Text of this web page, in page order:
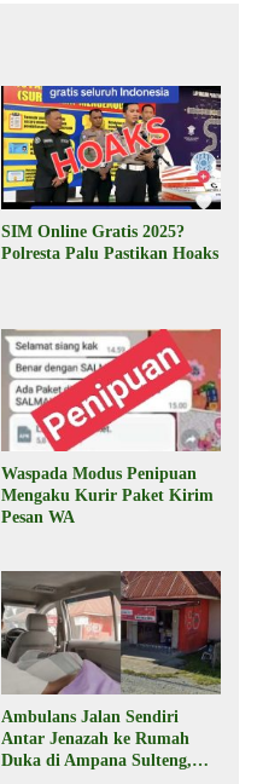
SIM Online Gratis 2025?
Polresta Palu Pastikan Hoaks
Waspada Modus Penipuan
Mengaku Kurir Paket Kirim
Pesan WA
Ambulans Jalan Sendiri
Antar Jenazah ke Rumah
Duka di Ampana Sulteng,